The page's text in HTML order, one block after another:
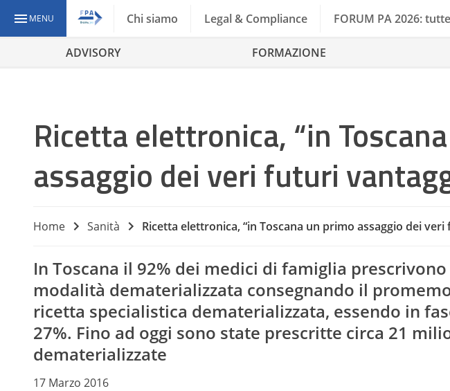
MENU Chi siamo Legal & Compliance FORUM PA 2026:
ADVISORY FORMAZIONE
Ricetta elettronica, “in
assaggio dei veri futuri
Home Sanità Ricetta elettronica, “in Toscana un primo assaggio dei
In Toscana il 92% dei medici di famiglia
modalità dematerializzata consegnando il
ricetta specialistica dematerializzata, essendo in
27%. Fino ad oggi sono state prescritte circa 21
dematerializzate
17 Marzo 2016